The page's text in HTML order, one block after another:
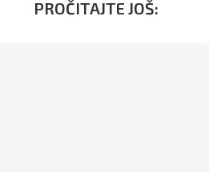
PROČITAJTE JOŠ: